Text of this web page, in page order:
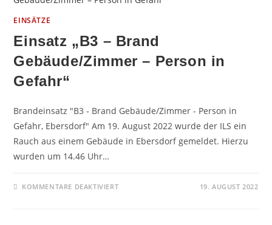
EINSÄTZE
Einsatz „B3 – Brand
Gebäude/Zimmer – Person in
Gefahr“
Brandeinsatz "B3 - Brand Gebäude/Zimmer - Person in
Gefahr, Ebersdorf" Am 19. August 2022 wurde der ILS ein
Rauch aus einem Gebäude in Ebersdorf gemeldet. Hierzu
wurden um 14.46 Uhr…
KOMMENTARE DEAKTIVIERTFÜR 19. AUGUST 2022